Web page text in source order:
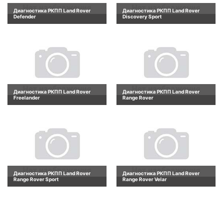
Диагностика РКПП Land Rover
Defender
Диагностика РКПП Land Rover
Discovery Sport
Диагностика РКПП Land Rover
Freelander
Диагностика РКПП Land Rover
Range Rover
Диагностика РКПП Land Rover
Range Rover Sport
Диагностика РКПП Land Rover
Range Rover Velar